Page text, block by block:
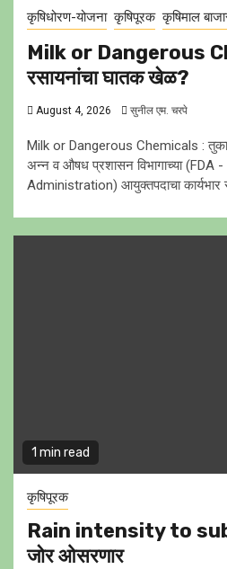
कृषिधोरण-योजना कृषिपूरक कृषिमाल
Milk or Dangerous
रसायनांचा घातक खेळ?
August 4, 2026 सुनील एम. चरपे
Milk or Dangerous Chemicals :
अन्न व औषध प्रशासन विभागाच्या (FDA
Administration) आयुक्तपदाचा कार्यभार
1 min read
कृषिपूरक
Rain intensity to
जोर ओसरणार